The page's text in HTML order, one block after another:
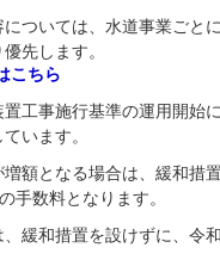
ついては、水道事業ごと
先します。
こちら
置工事施行基準の運用開始
います。
額となる場合は、緩和措
手数料となります。
緩和措置を設けずに、令